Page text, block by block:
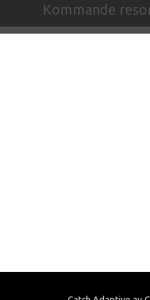
Kommande